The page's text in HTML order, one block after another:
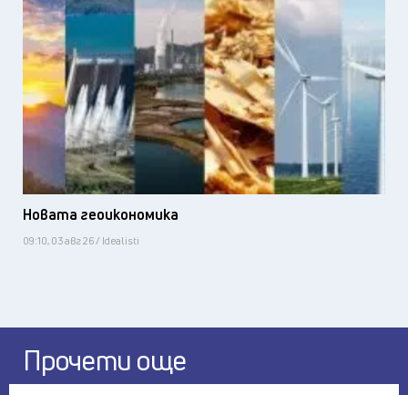
Новата геоикономика
09:10, 03 авг 26 / Idealisti
Прочети още